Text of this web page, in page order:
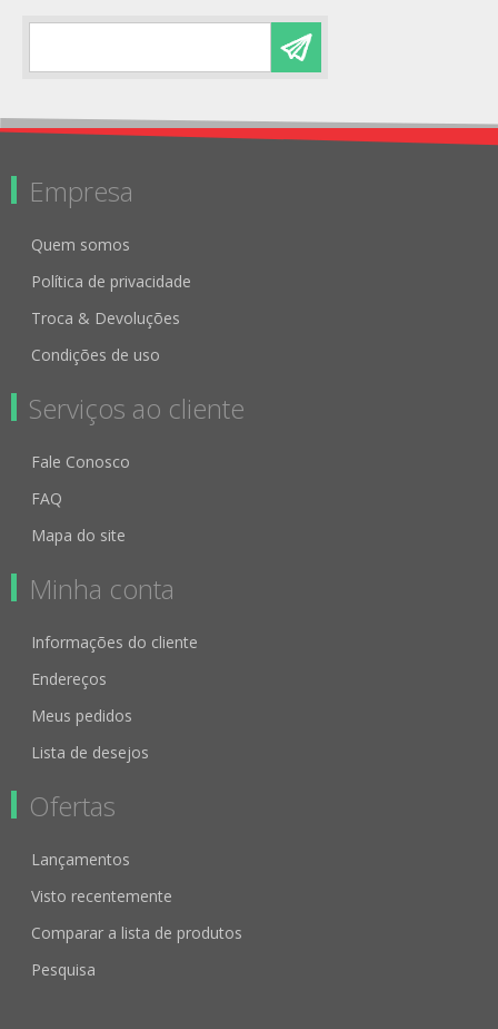
Empresa
Quem somos
Política de privacidade
Troca & Devoluções
Condições de uso
Serviços ao cliente
Fale Conosco
FAQ
Mapa do site
Minha conta
Informações do cliente
Endereços
Meus pedidos
Lista de desejos
Ofertas
Lançamentos
Visto recentemente
Comparar a lista de produtos
Pesquisa